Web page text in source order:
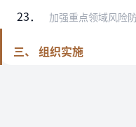
23． 加强重点领域风险防范。完善文化领域安全管理机制，建立健全常
三、 组织实施